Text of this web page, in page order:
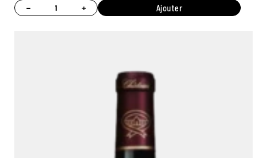
− + Ajouter